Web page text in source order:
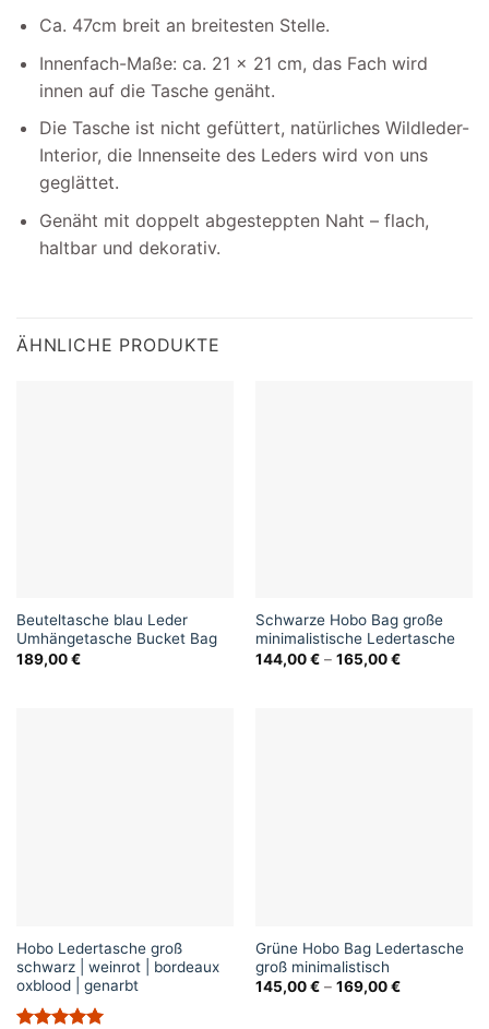
Ca. 47cm breit an breitesten Stelle.
Innenfach-Maße: ca. 21 x 21 cm, das Fach wird
innen auf die Tasche genäht.
Die Tasche ist nicht gefüttert, natürliches Wildleder-
Interior, die Innenseite des Leders wird von uns
geglättet.
Genäht mit doppelt abgesteppten Naht – flach,
haltbar und dekorativ.
ÄHNLICHE PRODUKTE
Beuteltasche blau Leder
Umhängetasche Bucket Bag
189,00€
Schwarze Hobo Bag große
minimalistische Ledertasche
144,00€– 165,00€
Hobo Ledertasche groß
schwarz | weinrot | bordeaux
oxblood | genarbt
Grüne Hobo Bag Ledertasche
groß minimalistisch
145,00€– 169,00€